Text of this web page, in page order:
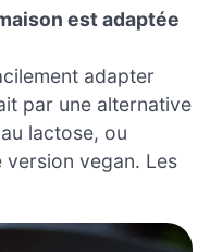
est adaptée
adapter
par une alternative
lactose, ou
vegan. Les